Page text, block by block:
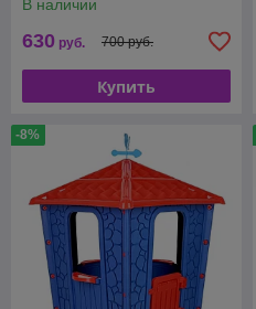
В наличии
630 руб. 700 руб.
Купить
-8%